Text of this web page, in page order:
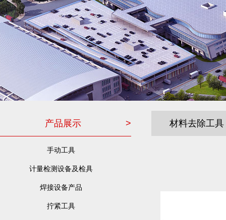
产品展示 >
手动工具
计量检测设备及检具
焊接设备产品
拧紧工具
材料去除工具